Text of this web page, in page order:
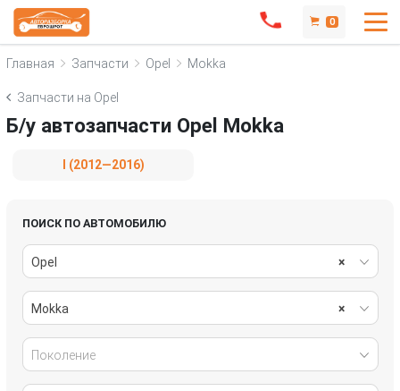
0
Главная Запчасти Opel Mokka
Запчасти на Opel
Б/у автозапчасти Opel Mokka
I (2012—2016)
ПОИСК ПО АВТОМОБИЛЮ
×
Opel
×
Mokka
Поколение